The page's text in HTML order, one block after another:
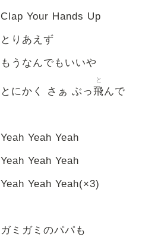
Clap Your Hands Up
とりあえず
もうなんでもいいや
とにかく さぁ ぶっ飛
と
んで
Yeah Yeah Yeah
Yeah Yeah Yeah
Yeah Yeah Yeah(×3)
ガミガミのパパも